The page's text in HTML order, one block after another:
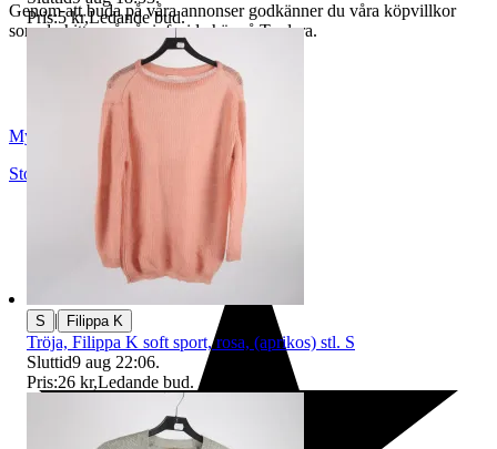
Genom att buda på våra annonser godkänner du våra köpvillkor
som du hittar på vår infosida här på Tradera.
Myrorna
Stockholm
Sverige
Pris:5 kr,Ledande bud.
S | Filippa K
Tröja, Filippa K soft sport, rosa, (aprikos) stl. S
Sluttid9 aug 22:06.
Pris:26 kr,Ledande bud.